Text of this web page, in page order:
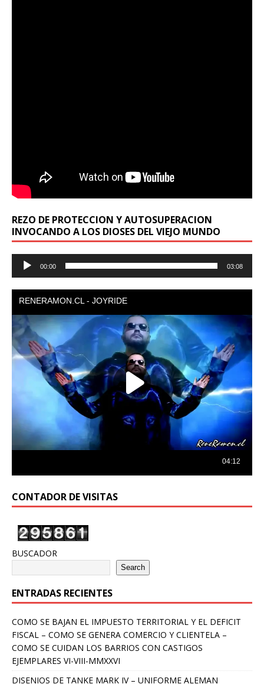
REZO DE PROTECCION Y AUTOSUPERACION
INVOCANDO A LOS DIOSES DEL VIEJO MUNDO
Reproductor
00:00 03:08
CONTADOR DE VISITAS
BUSCADOR
Search
ENTRADAS RECIENTES
COMO SE BAJAN EL IMPUESTO TERRITORIAL Y EL DEFICIT
FISCAL – COMO SE GENERA COMERCIO Y CLIENTELA –
COMO SE CUIDAN LOS BARRIOS CON CASTIGOS
EJEMPLARES VI-VIII-MMXXVI
DISENIOS DE TANKE MARK IV – UNIFORME ALEMAN